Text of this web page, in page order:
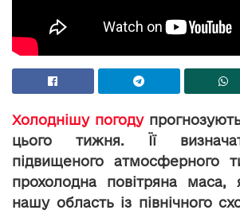
Холоднішу погоду
цього тижня. Її
підвищеного атмосферного
прохолодна повітряна маса,
нашу область із північного